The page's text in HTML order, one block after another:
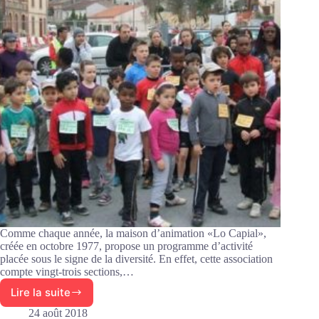
Comme chaque année, la maison d’animation «Lo Capial»,
créée en octobre 1977, propose un programme d’activité
placée sous le signe de la diversité. En effet, cette association
compte vingt-trois sections,…
Lire la suite
Lo
Capial,
24 août 2018